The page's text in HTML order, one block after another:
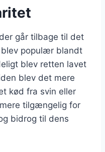
går tilbage til det
blev populær blandt
blev retten lavet
blev det mere
kød fra svin eller
tilgængelig for
bidrog til dens